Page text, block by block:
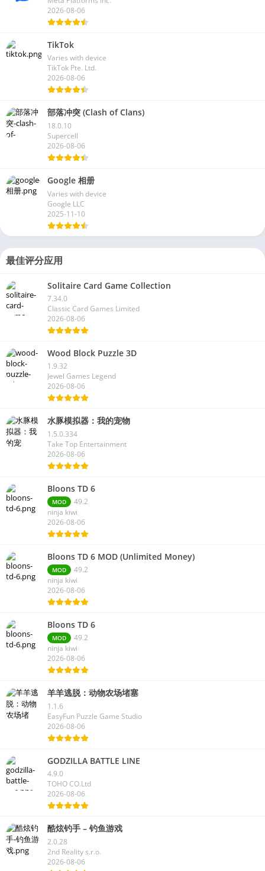
2026-08-06
TikTok
Varies with device
TikTok Pte. Ltd.
2026-08-06
部落冲突 (Clash of Clans)
18.0.10
Supercell
2026-08-06
Google 相册
Varies with device
Google LLC
2025-11-10
最佳评分应用
Solitaire Card Game Collection
7.34.0
Classic Card Games Limited
2026-08-06
Wood Block Puzzle 3D
1.9.32
Jewel Games Legend
2026-08-06
水豚模拟器：我的宠物
1.5.0.334
Take Top Entertainment
2026-08-06
Bloons TD 6
MOD
49.2
ninja kiwi
2026-08-06
Bloons TD 6 MOD (Unlimited Money)
MOD
49.2
ninja kiwi
2026-08-06
Bloons TD 6
MOD
49.2
ninja kiwi
2026-08-06
羊羊逃脱：动物农场堵塞
1.1.6
EasyFun Puzzle Game Studio
2026-08-06
GODZILLA BATTLE LINE
4.9.0
TOHO CO.Ltd
2026-08-06
酷炫钓手 – 钓鱼游戏
2.0.28
2nd Reality s.r.o.
2026-08-06